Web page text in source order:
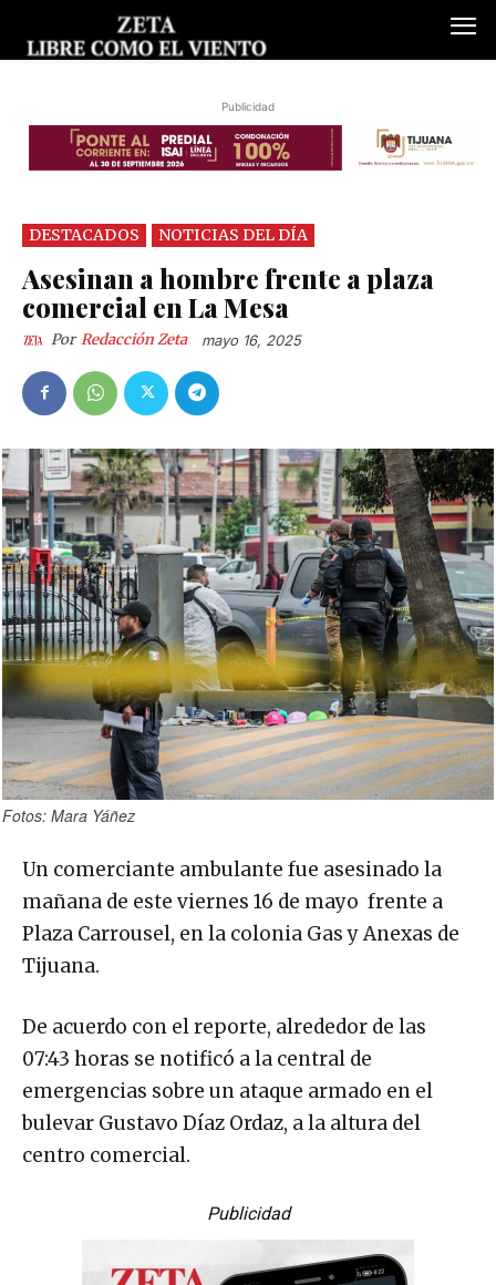
Publicidad
DESTACADOS NOTICIAS DEL DÍA
Asesinan a hombre frente a plaza
comercial en La Mesa
Por Redacción Zeta mayo 16, 2025
Fotos: Mara Yáñez
Un comerciante ambulante fue asesinado la
mañana de este viernes 16 de mayo frente a
Plaza Carrousel, en la colonia Gas y Anexas de
Tijuana.
De acuerdo con el reporte, alrededor de las
07:43 horas se notificó a la central de
emergencias sobre un ataque armado en el
bulevar Gustavo Díaz Ordaz, a la altura del
centro comercial.
Publicidad